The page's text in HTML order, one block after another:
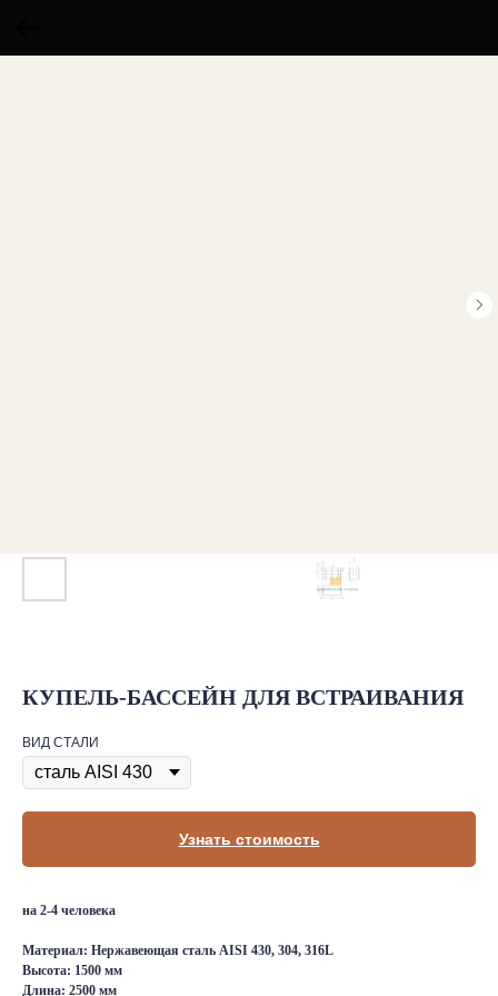
КУПЕЛЬ-БАССЕЙН ДЛЯ ВСТРАИВАНИЯ
ВИД СТАЛИ
Узнать стоимость
на 2-4 человека
Материал: Нержавеющая сталь AISI 430, 304, 316L
Высота: 1500 мм
Длина: 2500 мм